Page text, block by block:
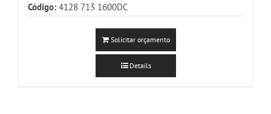
Código: 4128 713 1600DC
Solicitar orçamento
Details